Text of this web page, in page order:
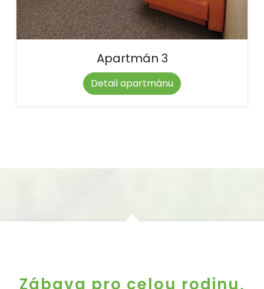
Apartmán 3
Detail apartmánu
Zábava pro celou rodinu,